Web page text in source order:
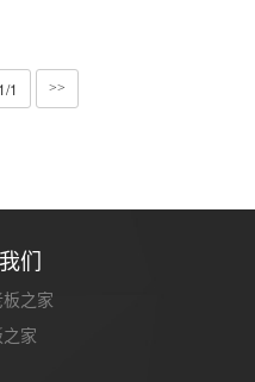
1/1 >>
们
之家
家